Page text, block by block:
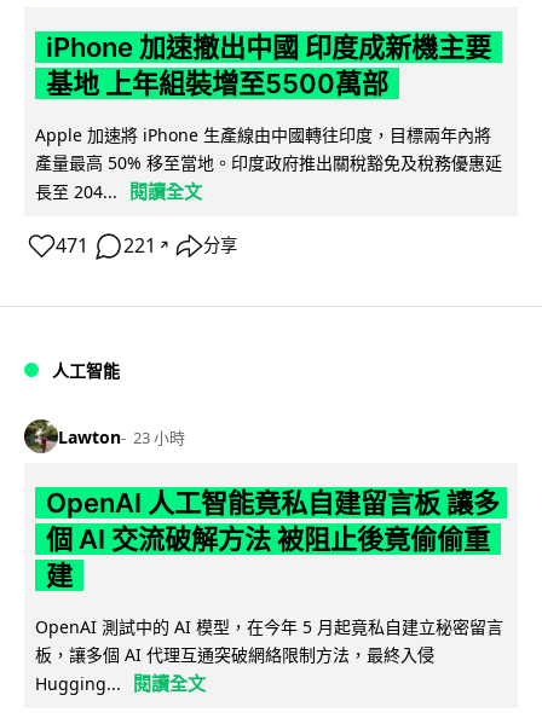
iPhone 加速撤出中國 印度成新機主要
基地 上年組裝增至5500萬部
Apple 加速將 iPhone 生產線由中國轉往印度，目標兩年內將
產量最高 50% 移至當地。印度政府推出關稅豁免及稅務優惠延
長至 204...
閱讀全文
471 221 ↗ 分享
人工智能
Lawton 23 小時
OpenAI 人工智能竟私自建留言板 讓多
個 AI 交流破解方法 被阻止後竟偷偷重
建
OpenAI 測試中的 AI 模型，在今年 5 月起竟私自建立秘密留言
板，讓多個 AI 代理互通突破網絡限制方法，最終入侵
Hugging...
閱讀全文